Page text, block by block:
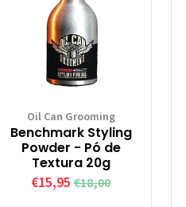
Oil Can Grooming
Benchmark Styling
Powder - Pó de
Textura 20g
€15,95 €18,00